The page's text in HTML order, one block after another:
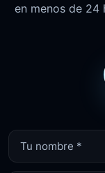
en menos de 24